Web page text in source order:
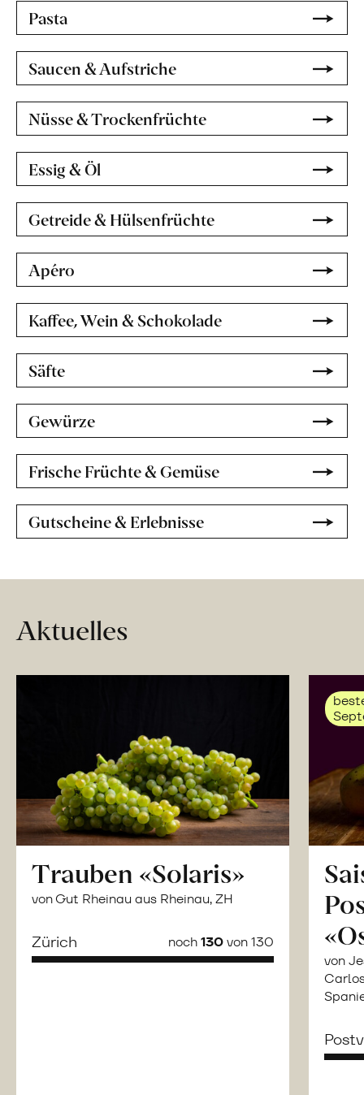
Pasta
Saucen & Aufstriche
Nüsse & Trockenfrüchte
Essig & Öl
Getreide & Hülsenfrüchte
Apéro
Kaffee, Wein & Schokolade
Säfte
Gewürze
Frische Früchte & Gemüse
Gutscheine & Erlebnisse
Aktuelles
Trauben «Solaris»
von Gut Rheinau aus Rheinau, ZH
Zürich noch130von 130
von